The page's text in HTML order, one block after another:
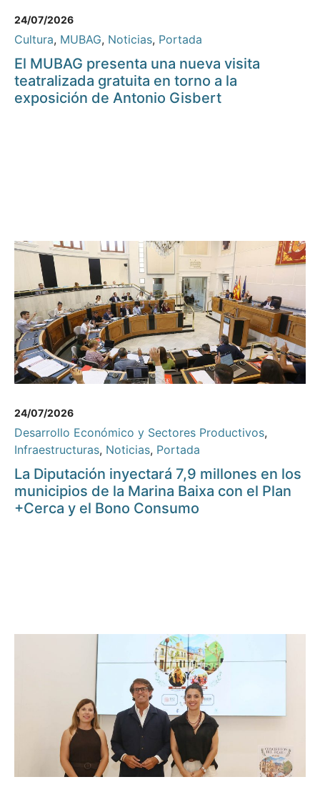
24/07/2026
Cultura, MUBAG, Noticias, Portada
El MUBAG presenta una nueva visita
teatralizada gratuita en torno a la
exposición de Antonio Gisbert
24/07/2026
Desarrollo Económico y Sectores Productivos,
Infraestructuras, Noticias, Portada
La Diputación inyectará 7,9 millones en los
municipios de la Marina Baixa con el Plan
+Cerca y el Bono Consumo